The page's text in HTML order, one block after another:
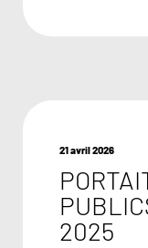
21 avril 2026
2025